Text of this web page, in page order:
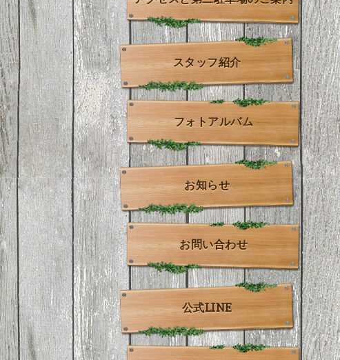
スタッフ紹介
フォトアルバム
お知らせ
お問い合わせ
公式LINE